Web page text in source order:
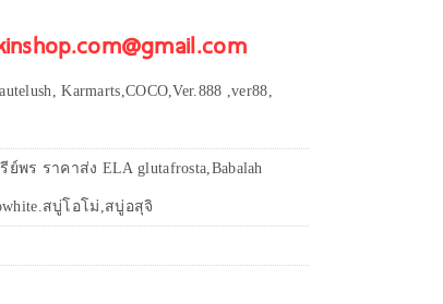
Karmarts,COCO,Ver.888 ,ver88,
พร ราคาส่ง ELA glutafrosta,Babalah
สบู่โอโม่,สบู่อสุจิ